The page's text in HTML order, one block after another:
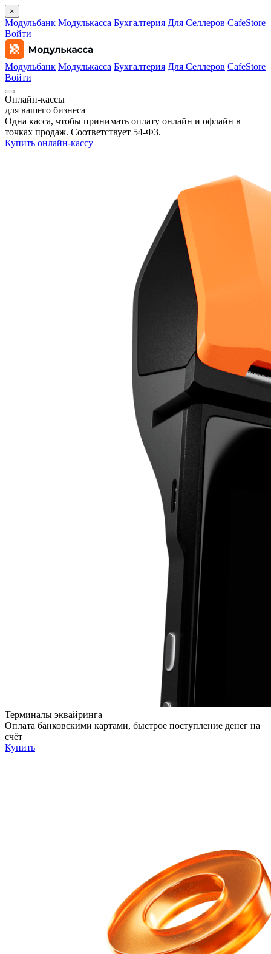
×
Модульбанк Модулькасса Бухгалтерия Для Селлеров CafeStore
Войти
Модульбанк Модулькасса Бухгалтерия Для Селлеров CafeStore
Войти
Онлайн‑кассы
для вашего бизнеса
Одна касса, чтобы принимать оплату онлайн и офлайн в
точках продаж. Соответствует 54‑ФЗ.
Купить онлайн-кассу
Терминалы эквайринга
Оплата банковскими картами, быстрое поступление денег на
счёт
Купить